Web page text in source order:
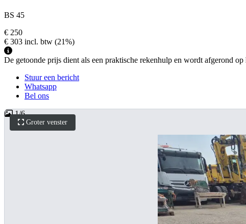
BS 45
€ 250
€ 303 incl. btw (21%)
De getoonde prijs dient als een praktische rekenhulp en wordt afgerond
Stuur een bericht
Whatsapp
Bel ons
Groter venster
1/6